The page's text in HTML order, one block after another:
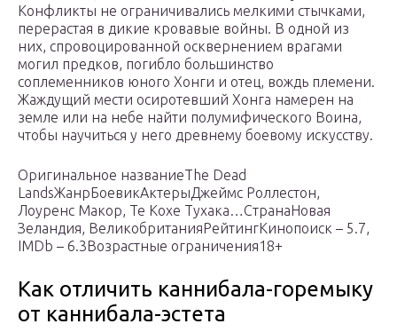
Конфликты не ограничивались мелкими стычками,
перерастая в дикие кровавые войны. В одной из
них, спровоцированной осквернением врагами
могил предков, погибло большинство
соплеменников юного Хонги и отец, вождь племени.
Жаждущий мести осиротевший Хонга намерен на
земле или на небе найти полумифического Воина,
чтобы научиться у него древнему боевому искусству.
Оригинальное названиеThe Dead
LandsЖанрБоевикАктерыДжеймс Роллестон,
Лоуренс Макор, Те Кохе Тухака…СтранаНовая
Зеландия, ВеликобританияРейтингКинопоиск – 5.7,
IMDb – 6.3Возрастные ограничения18+
Как отличить каннибала-горемыку
от каннибала-эстета